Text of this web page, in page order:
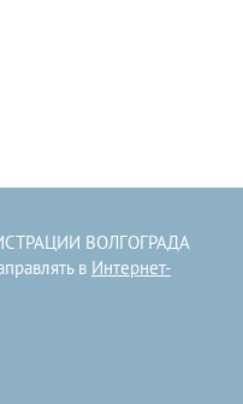
ВОЛГОГРАДА
в Интернет-